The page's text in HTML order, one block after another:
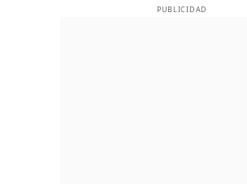
PUBLICIDAD